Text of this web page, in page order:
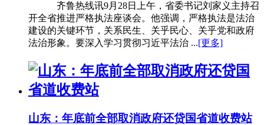
齐鲁热线讯9月28日上午，省委书记刘家义主持召
开全省推进严格执法座谈会。他强调，严格执法是法治
建设的关键环节，关系民生、关乎民心、关乎党和政府
法治形象。要深入学习贯彻习近平法治 ...[更多]
山东：年底前全部取消政府还贷国省道收费站